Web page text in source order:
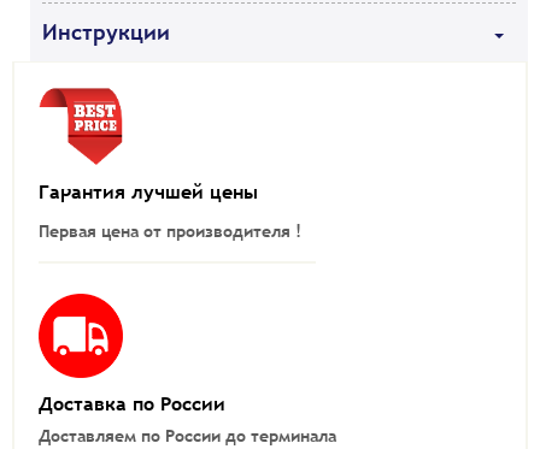
Инструкции
Гарантия лучшей цены
Первая цена от производителя !
Доставка по России
Доставляем по России до терминала